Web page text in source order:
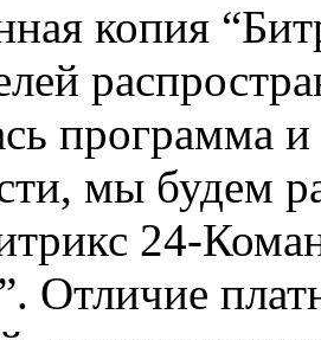
копия
программа
мы будем
24-
Отличие